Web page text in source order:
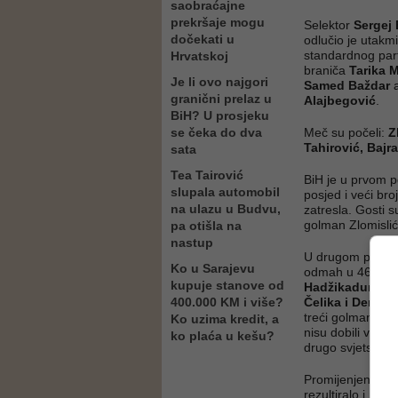
saobraćajne
prekršaje mogu
dočekati u
Hrvatskoj
Je li ovo najgori
granični prelaz u
BiH? U prosjeku
se čeka do dva
sata
Tea Tairović
slupala automobil
na ulazu u Budvu,
pa otišla na
nastup
Ko u Sarajevu
kupuje stanove od
400.000 KM i više?
Ko uzima kredit, a
ko plaća u kešu?
Selektor Sergej
odlučio je
standardnog
braniča Tarika
Samed Baždar
Alajbegović
Meč su počeli:
Tahirović,
BiH je u prvom
posjed i veći
zatresla. Gosti
golman
U drugom
odmah u 46.
Čelika i
treći golman
nisu dobili
drugo svjetsko
Promijenjena je
rezultiralo i